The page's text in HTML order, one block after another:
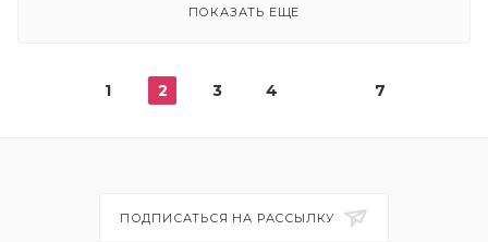
ПОКАЗАТЬ ЕЩЕ
1 2 3 4 7
ПОДПИСАТЬСЯ НА РАССЫЛКУ